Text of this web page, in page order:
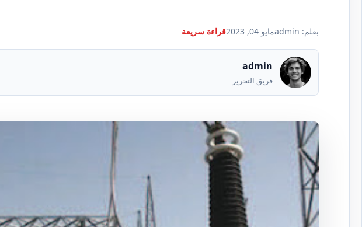
بقلم: admin مايو 04, 2023 قراءة سريعة
admin
فريق التحرير